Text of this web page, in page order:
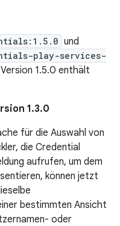
und
play-services-
1.5.0 enthält
1.3.0
für die Auswahl von
die Credential
aufrufen, um dem
können jetzt
bestimmten Ansicht
oder